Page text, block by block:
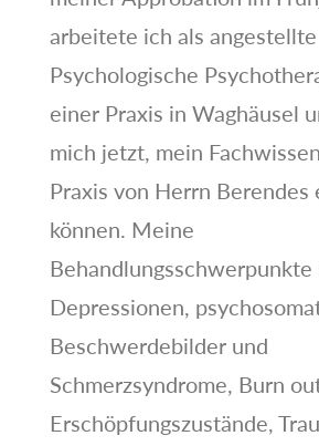
arbeitete ich als angestellte
Psychologische
einer Praxis in Waghäusel
mich jetzt, mein
Praxis von Herrn Berendes
können. Meine
Behandlungsschwerpunkte
Depressionen,
Beschwerdebilder und
Schmerzsyndrome, Burn
Erschöpfungszustände,